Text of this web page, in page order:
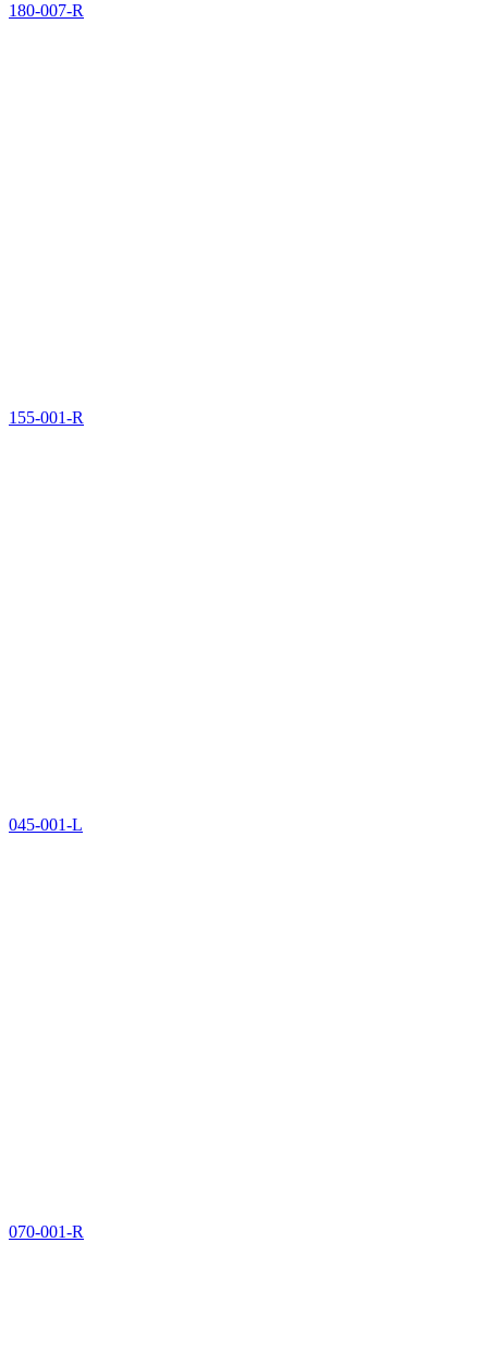
180-007-R
155-001-R
045-001-L
070-001-R